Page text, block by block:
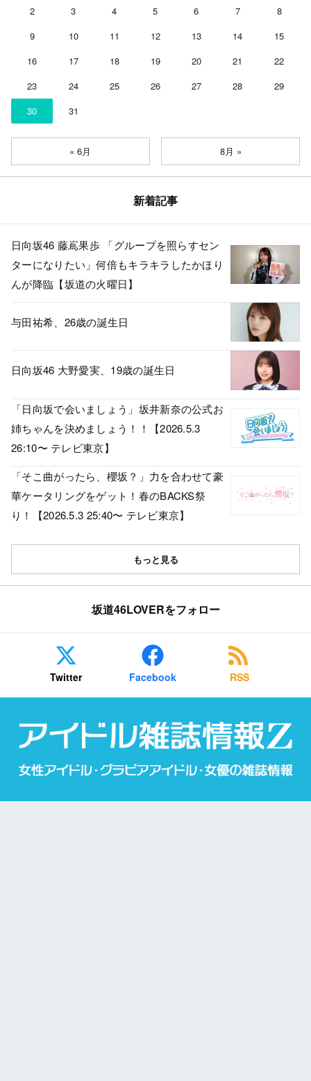
2 3 4 5 6 7
8
9
10 11 12 13 14
15
16
17 18 19 20 21
22
23
24 25 26 27 28
29
30
31
« 6月 8月 »
新着記事
日向坂46 藤嶌果歩 「グループを照らすセン
ターになりたい」何倍もキラキラしたかほり
んが降臨【坂道の火曜日】
与田祐希、26歳の誕生日
日向坂46 大野愛実、19歳の誕生日
「日向坂で会いましょう」坂井新奈の公式お
姉ちゃんを決めましょう！！【2026.5.3
26:10〜 テレビ東京】
「そこ曲がったら、櫻坂？」力を合わせて豪
華ケータリングをゲット！春のBACKS祭
り！【2026.5.3 25:40〜 テレビ東京】
もっと見る
坂道46LOVERをフォロー
Twitter Facebook RSS